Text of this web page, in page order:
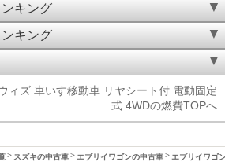
キング
キング
ィズ 車いす移動車 リヤシート付 電動固定
式 4WDの燃費TOPへ
スズキの中古車 エブリイワゴンの中古車 エブリイワゴ